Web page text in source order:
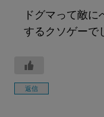
ドグマって敵
するクソゲーで
返信